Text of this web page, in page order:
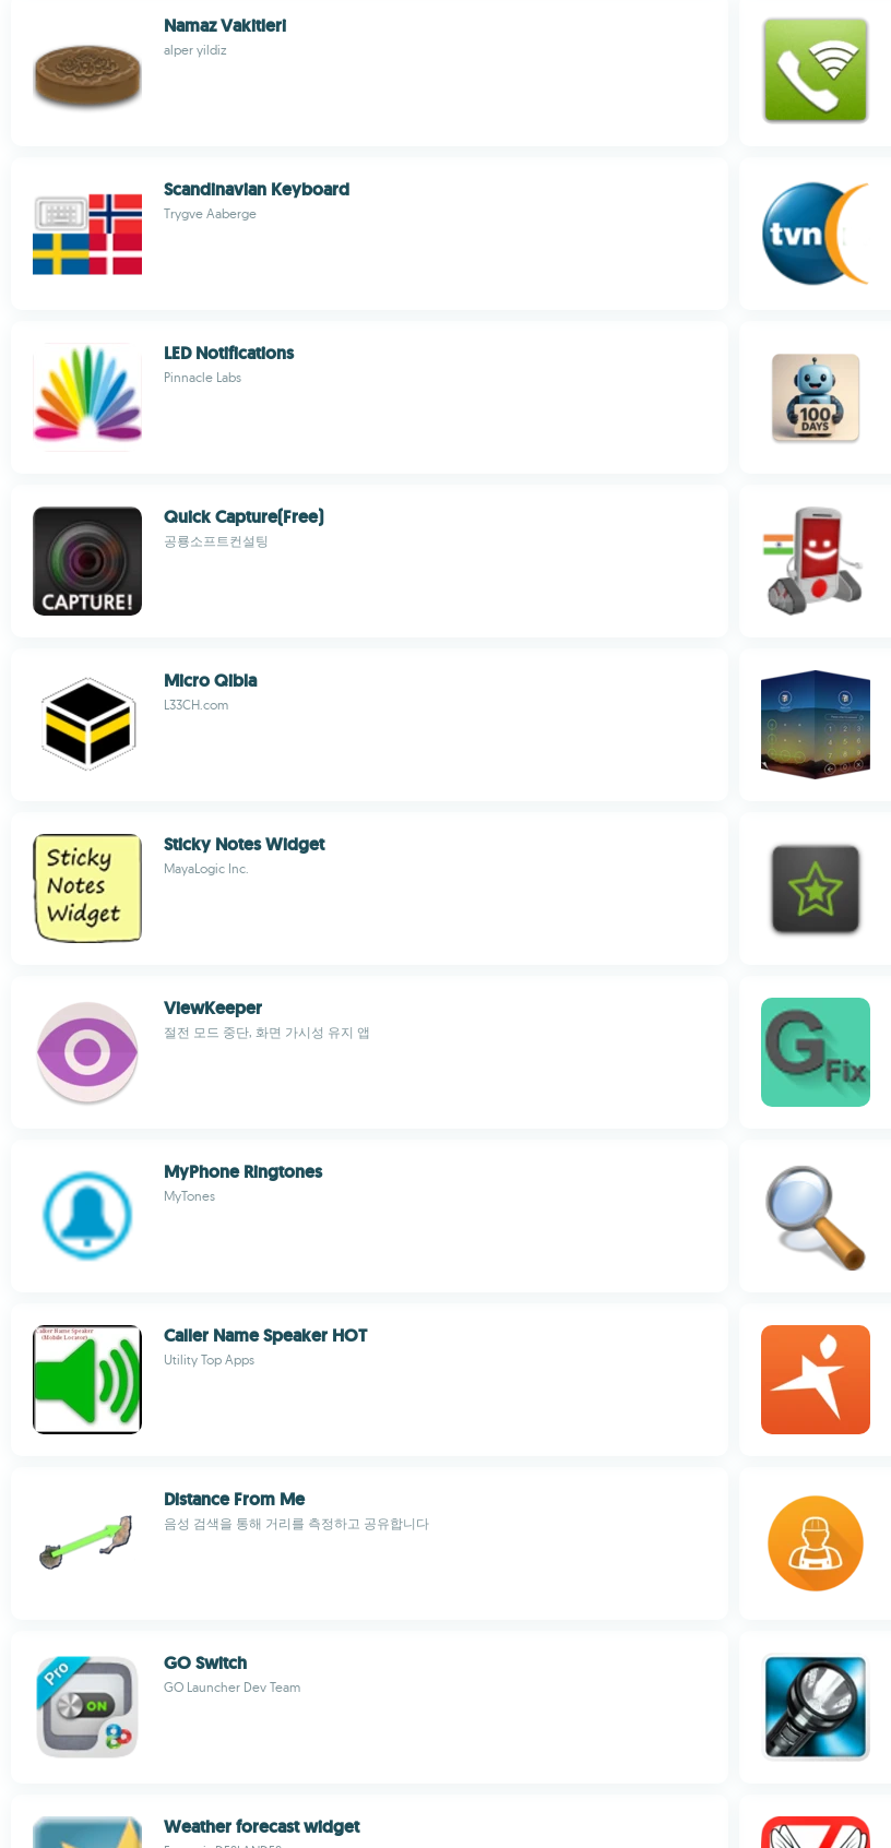
Namaz Vakitleri
alper yildiz
Scandinavian Keyboard
Trygve Aaberge
LED Notifications
Pinnacle Labs
Quick Capture(Free)
공룡소프트컨설팅
Micro Qibla
L33CH.com
Sticky Notes Widget
MayaLogic Inc.
ViewKeeper
절전 모드 중단, 화면 가시성 유지 앱
MyPhone Ringtones
MyTones
Caller Name Speaker HOT
Utility Top Apps
Distance From Me
음성 검색을 통해 거리를 측정하고 공유합니다
GO Switch
GO Launcher Dev Team
Weather forecast widget